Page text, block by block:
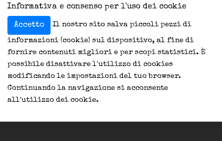
Informativa e consenso per l'uso dei cookie
Accetto Il nostro sito salva piccoli pezzi di
informazioni (cookie) sul dispositivo, al fine di
fornire contenuti migliori e per scopi statistici. È
possibile disattivare l'utilizzo di cookies
modificando le impostazioni del tuo browser.
Continuando la navigazione si acconsente
all'utilizzo dei cookie.